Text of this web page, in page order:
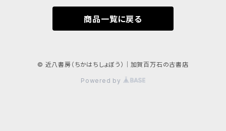
商品一覧に戻る
© 近八書房（ちかはちしょぼう）｜加賀百万石の古書店
Powered by